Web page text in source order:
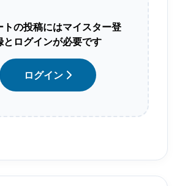
トの投稿にはマイスター登
とログインが必要です
ログイン